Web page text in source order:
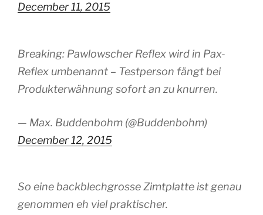
December 11, 2015
Breaking: Pawlowscher Reflex wird in Pax-
Reflex umbenannt – Testperson fängt bei
Produkterwähnung sofort an zu knurren.
— Max. Buddenbohm (@Buddenbohm)
December 12, 2015
So eine backblechgrosse Zimtplatte ist genau
genommen eh viel praktischer.